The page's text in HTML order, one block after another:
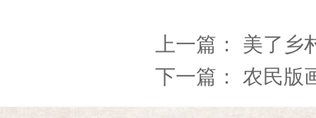
上一篇： 美了乡
下一篇： 农民版